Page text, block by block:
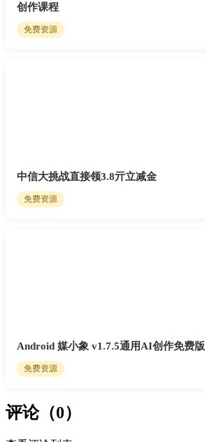
创作课程
免费资源
中信大挑战直接领3.8亓立减金
免费资源
Android 媒小象 v1.7.5通用AI创作免费版
免费资源
评论（0）